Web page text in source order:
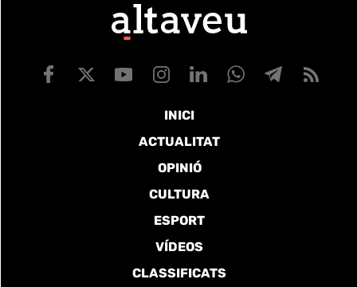
INICI
ACTUALITAT
OPINIÓ
CULTURA
ESPORT
VÍDEOS
CLASSIFICATS